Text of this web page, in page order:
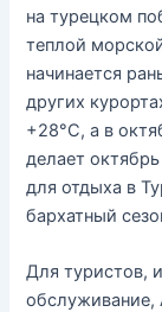
на турецком
теплой
начинается
других
+28°C, а в
делает
для отдыха в
бархатный
Для туристов,
обслуживание,